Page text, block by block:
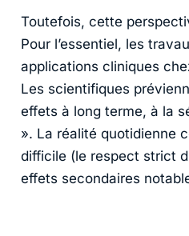
Toutefois, cette
Pour l’essentiel, les
applications cliniques
Les scientifiques
effets à long terme, à la
». La réalité quotidienne
difficile (le respect strict
effets secondaires